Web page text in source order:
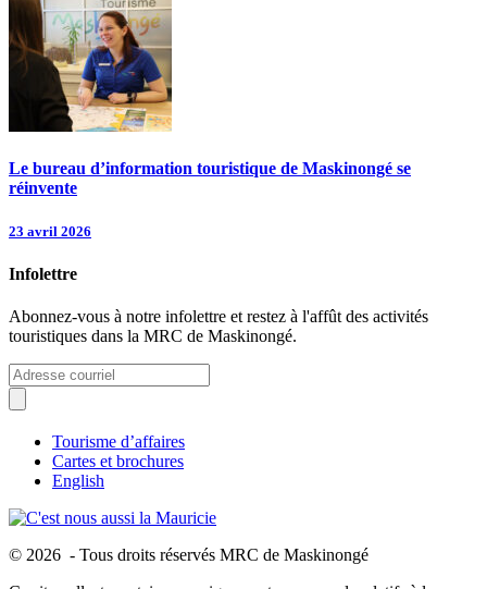
Le bureau d’information touristique de Maskinongé se
réinvente
23 avril 2026
Infolettre
Abonnez-vous à notre infolettre et restez à l'affût des activités
touristiques dans la MRC de Maskinongé.
Tourisme d’affaires
Cartes et brochures
English
© 2026 - Tous droits réservés MRC de Maskinongé